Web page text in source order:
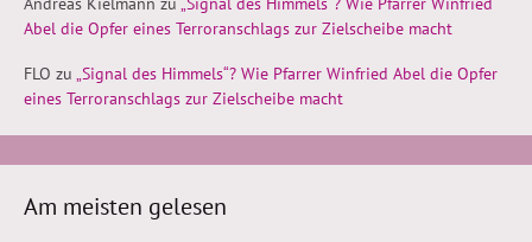
Abel die Opfer eines Terroranschlags zur Zielscheibe macht
FLO zu „Signal des Himmels“? Wie Pfarrer Winfried Abel die Opfer
eines Terroranschlags zur Zielscheibe macht
Am meisten gelesen